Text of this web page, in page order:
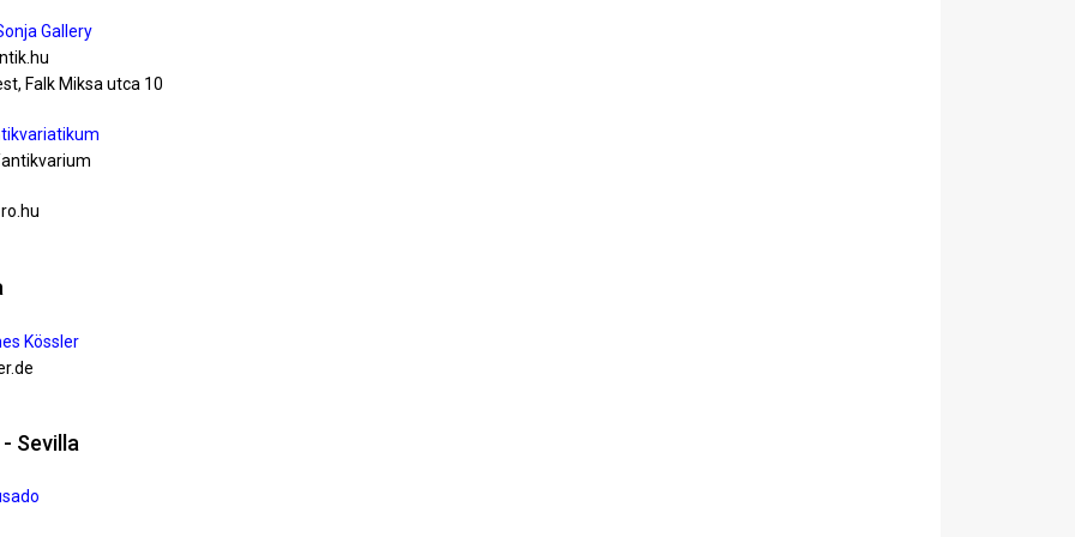
Gallery
Falk Miksa utca 10
Kössler
Sevilla